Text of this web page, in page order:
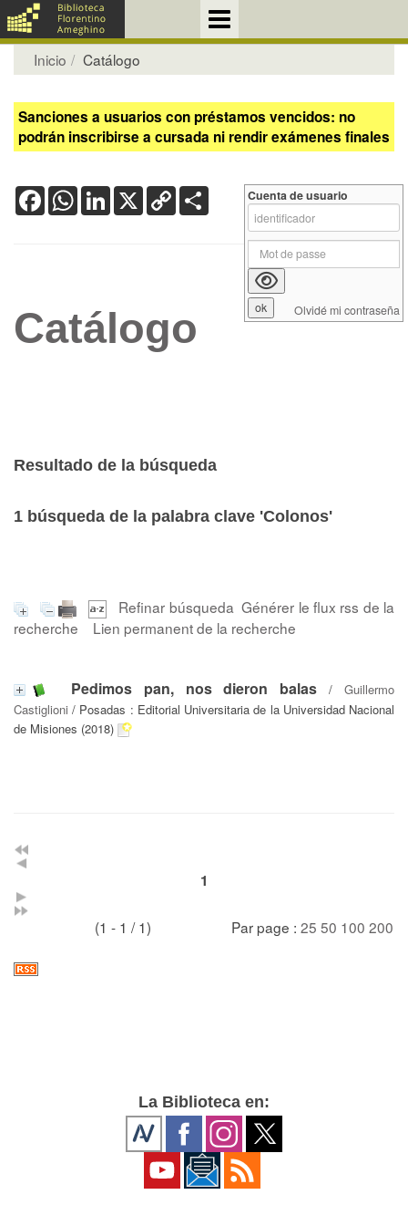
Inicio Catálogo
Sanciones a usuarios con préstamos vencidos: no
podrán inscribirse a cursada ni rendir exámenes finales
FacebookWhatsApp
LinkedIn
X Copy
Link
Catálogo
Resultado de la búsqueda
1 búsqueda de la palabra clave 'Colonos'
Refinar búsqueda Générer le flux rss de la
recherche
Lien permanent de la recherche
Pedimos pan, nos dieron balas /Guillermo
Castiglioni / Posadas : Editorial Universitaria de la Universidad Nacional
de Misiones (2018)
1
(1 - 1 / 1) Par page : 25 50 100 200
Cuenta de usuario
Olvidé mi contraseña
La Biblioteca en: